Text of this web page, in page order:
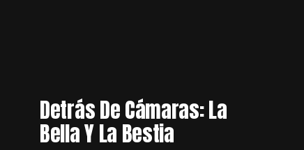
Detrás De Cámaras: La
Bella Y La Bestia